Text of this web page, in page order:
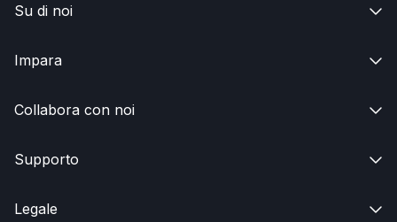
Su di noi 
Impara 
Collabora con noi 
Supporto 
Legale 